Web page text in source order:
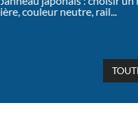
ODEC, distributeur exclusif
de